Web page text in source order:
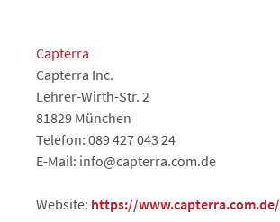
Capterra
Capterra Inc.
Lehrer-Wirth-Str. 2
81829 München
Telefon: 089 427 043 24
E-Mail: info@capterra.com.de
Website: https://www.capterra.com.de/